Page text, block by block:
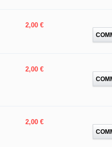
Prix
2,00 €
Prix
2,00 €
Prix
2,00 €